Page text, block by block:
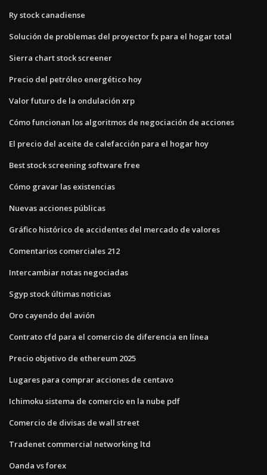
Ry stock canadiense
Solución de problemas del proyector fx para el hogar total
Sierra chart stock screener
Precio del petróleo energético hoy
Valor futuro de la ondulación xrp
Cómo funcionan los algoritmos de negociación de acciones
El precio del aceite de calefacción para el hogar hoy
Best stock screening software free
Cómo gravar las existencias
Nuevas acciones públicas
Gráfico histórico de accidentes del mercado de valores
Comentarios comerciales 212
Intercambiar notas negociadas
Sgyp stock últimas noticias
Oro cayendo del avión
Contrato cfd para el comercio de diferencia en línea
Precio objetivo de ethereum 2025
Lugares para comprar acciones de centavo
Ichimoku sistema de comercio en la nube pdf
Comercio de divisas de wall street
Tradenet commercial networking ltd
Oanda vs forex